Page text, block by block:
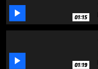
 01:15
 01:19